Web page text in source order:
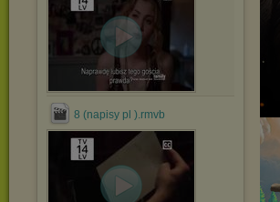
8 (napisy pl ).rmvb